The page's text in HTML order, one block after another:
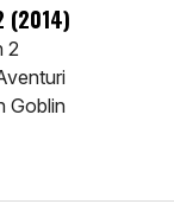
(2014)
2
Goblin